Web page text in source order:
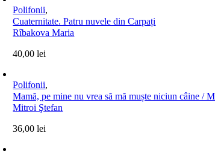
Polifonii,
Cuaternitate. Patru nuvele din Carpați
Rîbakova Maria
40,00lei
Polifonii,
Mamă, pe mine nu vrea să mă muște niciun câine /
Mitroi Ştefan
36,00lei